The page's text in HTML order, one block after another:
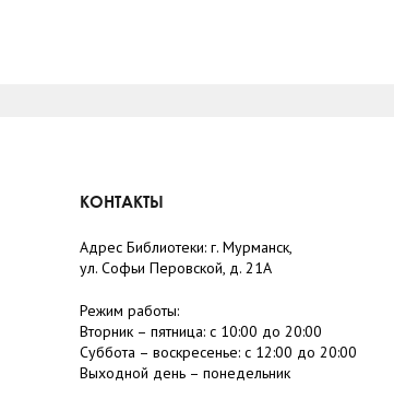
КОНТАКТЫ
Адрес Библиотеки: г. Мурманск,
ул. Софьи Перовской, д. 21А
Режим работы:
Вторник – пятница: с 10:00 до 20:00
Суббота – воскресенье: c 12:00 до 20:00
Выходной день – понедельник